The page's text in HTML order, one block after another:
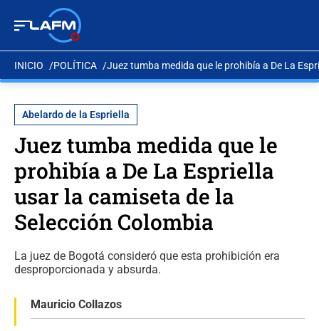
INICIO POLÍTICA Juez tumba medida que le prohibía a De La
Abelardo de la Espriella
Juez tumba medida que le
prohibía a De La Espriella
usar la camiseta de la
Selección Colombia
La juez de Bogotá consideró que esta prohibición era
desproporcionada y absurda.
Mauricio Collazos